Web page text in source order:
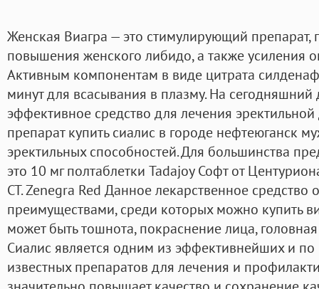
Женская Виагра — это стимулирующий
повышения женского либидо, а также усиления
Активным компонентам в виде цитрата
минут для всасывания в плазму. На сегодняшний
эффективное средство для лечения
препарат купить сиалис в городе нефтеюганск
эректильных способностей. Для большинства
это 10 мг полтаблетки Tadajoy Софт от
CT. Zenegra Red Данное лекарственное средство
преимуществами, среди которых можно купить
может быть тошнота, покраснение лица,
Сиалис является одним из эффективнейших и
известных препаратов для лечения и